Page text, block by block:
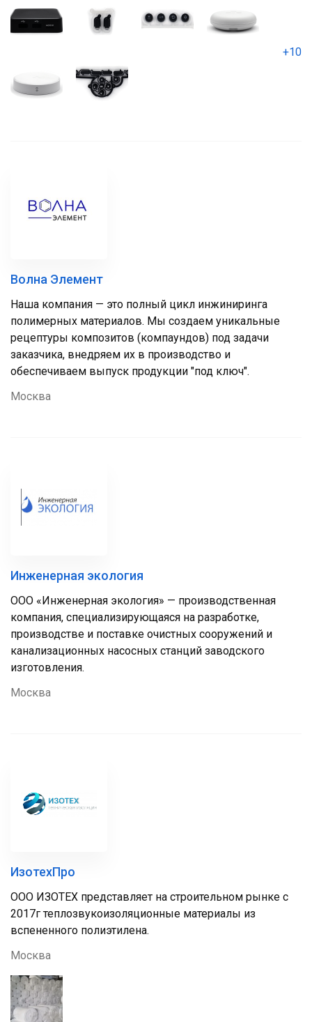
+10
Волна Элемент
Наша компания — это полный цикл инжиниринга
полимерных материалов. Мы создаем уникальные
рецептуры композитов (компаундов) под задачи
заказчика, внедряем их в производство и
обеспечиваем выпуск продукции "под ключ".
Москва
Инженерная экология
ООО «Инженерная экология» — производственная
компания, специализирующаяся на разработке,
производстве и поставке очистных сооружений и
канализационных насосных станций заводского
изготовления.
Москва
ИзотехПро
ООО ИЗОТЕХ представляет на строительном рынке с
2017г теплозвукоизоляционные материалы из
вспененного полиэтилена.
Москва